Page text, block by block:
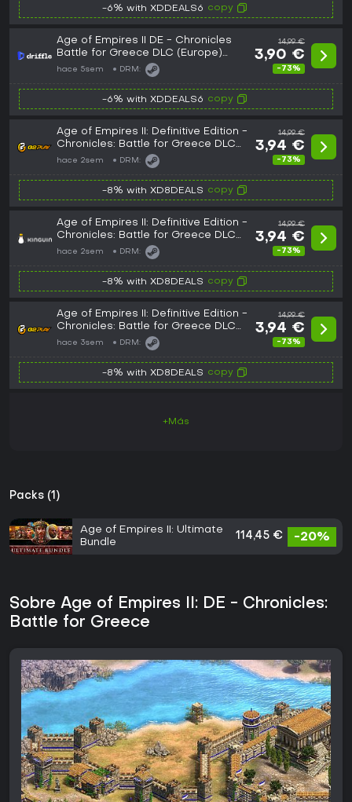
-6% with XDDEALS6 copy
Age of Empires II DE - Chronicles
Battle for Greece DLC (Europe)
(PC) - Steam - Digital Key
hace 5sem DRM:
14,99 €
3,90 €
-73%
-6% with XDDEALS6 copy
Age of Empires II: Definitive Edition -
Chronicles: Battle for Greece DLC
PC Steam CD Key
hace 2sem DRM:
14,99 €
3,94 €
-73%
-8% with XD8DEALS copy
Age of Empires II: Definitive Edition -
Chronicles: Battle for Greece DLC
PC Steam CD Key
hace 2sem DRM:
14,99 €
3,94 €
-73%
-8% with XD8DEALS copy
Age of Empires II: Definitive Edition -
Chronicles: Battle for Greece DLC
EU PC Steam CD Key
hace 3sem DRM:
14,99 €
3,94 €
-73%
-8% with XD8DEALS copy
+Más
Packs (1)
Age of Empires II: Ultimate
Bundle
114,45 € -20%
Sobre Age of Empires II: DE - Chronicles:
Battle for Greece